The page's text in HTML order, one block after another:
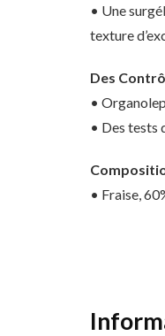
• Une
texture
Des
•
• Des tests
• Fraise,